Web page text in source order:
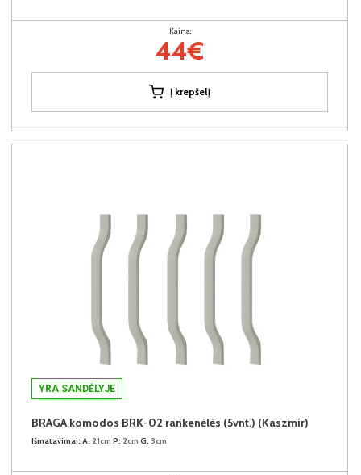
Kaina:
44€
Į krepšelį
YRA SANDĖLYJE
BRAGA komodos BRK-02 rankenėlės (5vnt.) (Kaszmir)
Išmatavimai: A: 21cm P: 2cm G: 3cm